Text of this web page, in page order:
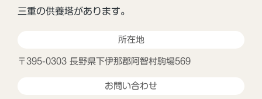
三重の供養塔があります。
所在地
〒395-0303 長野県下伊那郡阿智村駒場569
お問い合わせ